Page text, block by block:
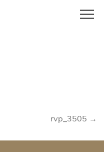
rvp_3505 →